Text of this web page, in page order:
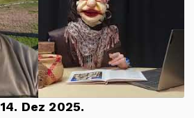
Episódio inédito. 14. Dez 2025.